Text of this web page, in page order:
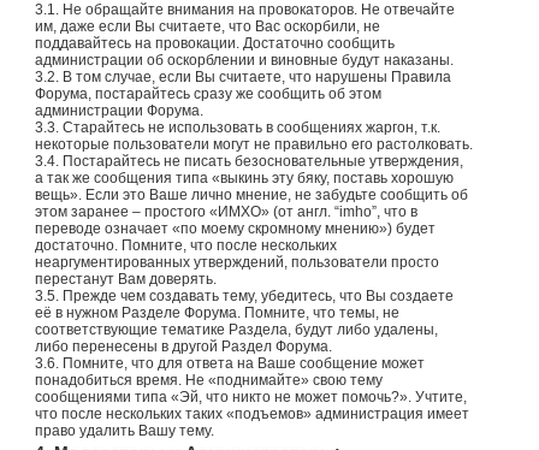
3.1. Не обращайте внимания на провокаторов. Не отвечайте
им, даже если Вы считаете, что Вас оскорбили, не
поддавайтесь на провокации. Достаточно сообщить
администрации об оскорблении и виновные будут наказаны.
3.2. В том случае, если Вы считаете, что нарушены Правила
Форума, постарайтесь сразу же сообщить об этом
администрации Форума.
3.3. Старайтесь не использовать в сообщениях жаргон, т.к.
некоторые пользователи могут не правильно его растолковать.
3.4. Постарайтесь не писать безосновательные утверждения,
а так же сообщения типа «выкинь эту бяку, поставь хорошую
вещь». Если это Ваше лично мнение, не забудьте сообщить об
этом заранее – простого «ИМХО» (от англ. “imho”, что в
переводе означает «по моему скромному мнению») будет
достаточно. Помните, что после нескольких
неаргументированных утверждений, пользователи просто
перестанут Вам доверять.
3.5. Прежде чем создавать тему, убедитесь, что Вы создаете
её в нужном Разделе Форума. Помните, что темы, не
соответствующие тематике Раздела, будут либо удалены,
либо перенесены в другой Раздел Форума.
3.6. Помните, что для ответа на Ваше сообщение может
понадобиться время. Не «поднимайте» свою тему
сообщениями типа «Эй, что никто не может помочь?». Учтите,
что после нескольких таких «подъемов» администрация имеет
право удалить Вашу тему.